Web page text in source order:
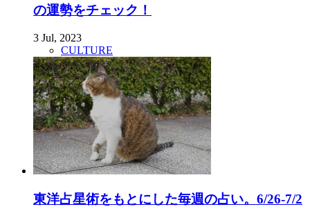
の運勢をチェック！
3 Jul, 2023
CULTURE
東洋占星術をもとにした毎週の占い。6/26-7/2